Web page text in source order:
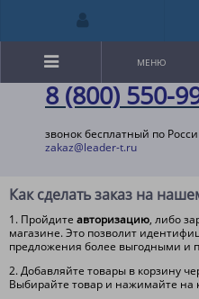
8 (800) 550-
звонок бесплатный по
zakaz@leader-t.ru
МЕНЮ
Как сделать заказ на
1. Пройдите авторизацию, либо
магазине. Это позволит
предложения более выгодными и
2. Добавляйте товары в корзину
Выбирайте товар и нажимайте на